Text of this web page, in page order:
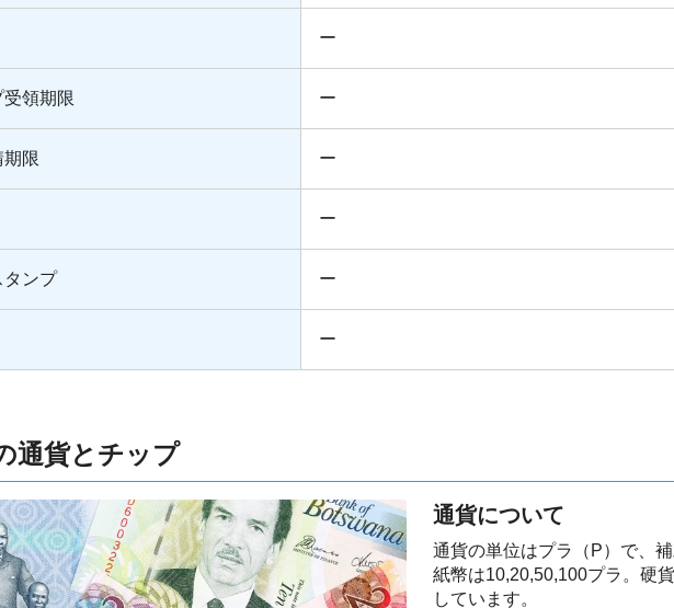
ー
領期限 ー
期限 ー
ー
タンプ ー
ー
通貨とチップ
通貨について
通貨の単位はプラ（P）で、
紙幣は10,20,50,100プラ。硬
しています。